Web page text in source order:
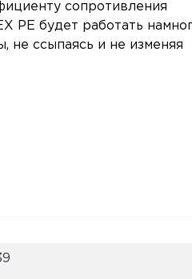
сопротивления
PE будет работать
не ссыпаясь и не изменяя